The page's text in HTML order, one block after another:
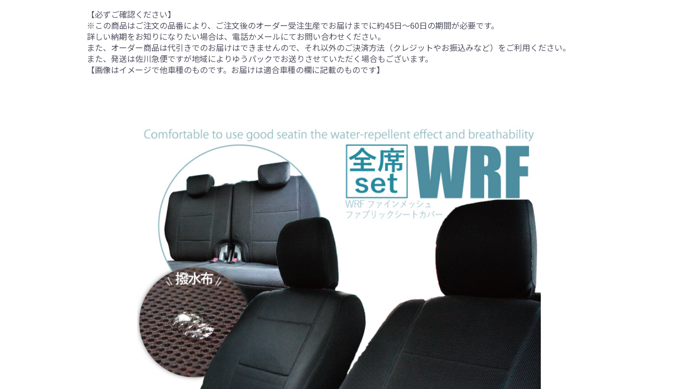
【必ずご確認ください】
※この商品はご注文の品番により、ご注文後のオーダー受注生産でお届けまでに約45日～60日の期間が必要です。
詳しい納期をお知りになりたい場合は、電話かメールにてお問い合わせください。
また、オーダー商品は代引きでのお届けはできませんので、それ以外のご決済方法（クレジットやお振込みなど）をご利用ください。
また、発送は佐川急便ですが地域によりゆうパックでお送りさせていただく場合もございます。
【画像はイメージで他車種のものです。お届けは適合車種の欄に記載のものです】